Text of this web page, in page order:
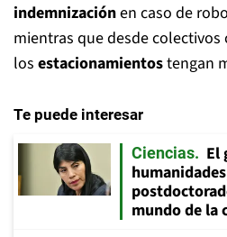
indemnizaciónen caso de
mientras que desde
los estacionamientostengan
Te puede interesar
Ciencias
El
mundo de la